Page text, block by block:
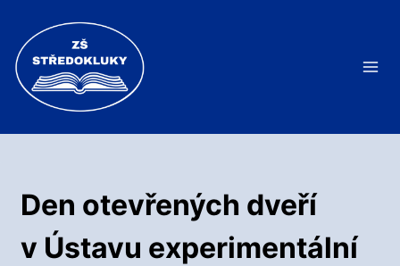
obsah
Den otevřených dveří
v Ústavu experimentální